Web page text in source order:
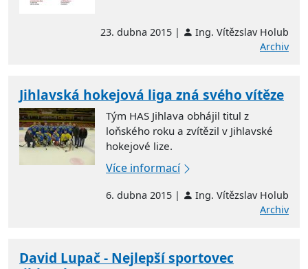
23. dubna 2015 |
Ing. Vítězslav Holub
Archiv
Jihlavská hokejová liga zná svého vítěze
Tým HAS Jihlava obhájil titul z
loňského roku a zvítězil v Jihlavské
hokejové lize.
Více informací
6. dubna 2015 |
Ing. Vítězslav Holub
Archiv
David Lupač - Nejlepší sportovec